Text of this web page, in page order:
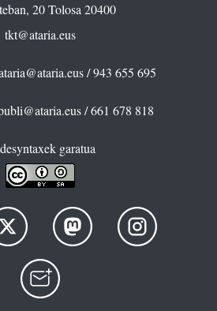
20 Tolosa 20400
tkt@ataria.eus
/ 943 655 695
/ 661 678 818
garatua